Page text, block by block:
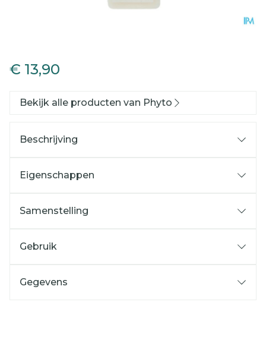
€ 13,90
Bekijk alle producten van Phyto
Beschrijving
Eigenschappen
Samenstelling
Gebruik
Gegevens